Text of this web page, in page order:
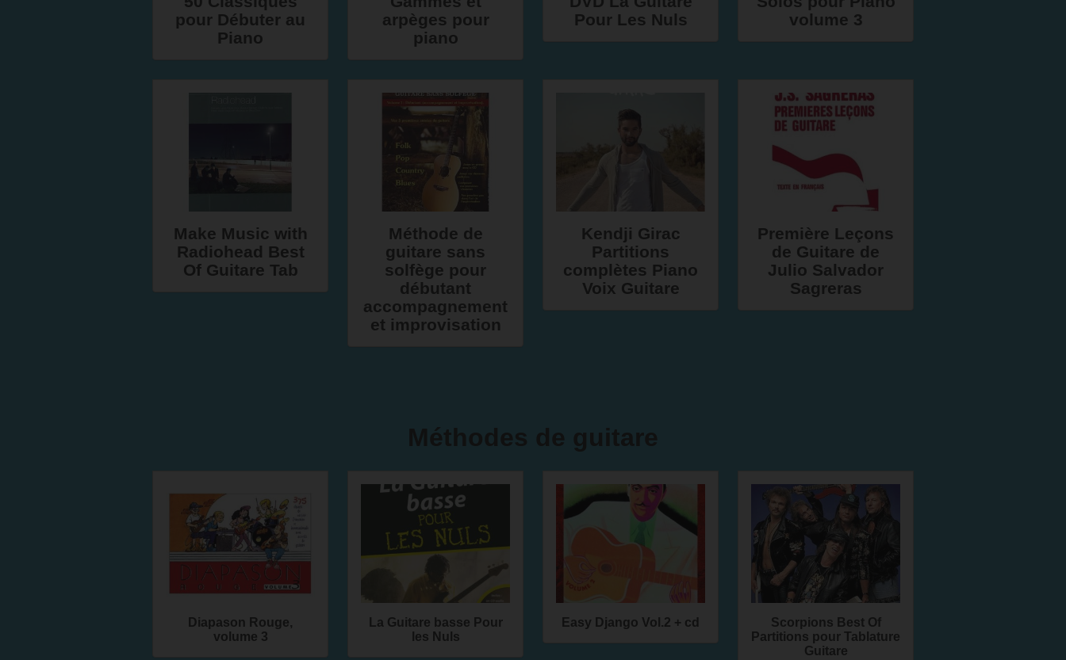
pour Débuter au
Piano
arpèges pour
piano
Pour Les Nuls
volume 3
Make Music with
Radiohead Best
Of Guitare Tab
Méthode de
guitare sans
solfège pour
débutant
accompagnement
et improvisation
Kendji Girac
Partitions
complètes Piano
Voix Guitare
Première Leçons
de Guitare de
Julio Salvador
Sagreras
Diapason Rouge,
volume 3
La Guitare basse Pour
les Nuls
Easy Django Vol.2 + cd
Scorpions Best Of
Partitions pour Tablature
Guitare